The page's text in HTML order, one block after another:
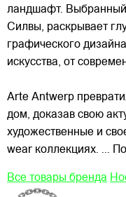
ландшафт. Выбранный
Силвы, раскрывает
графического
искусства, от
Arte Antwerp
дом, доказав свою
художественные и
wear коллекциях. ...
Все товары бренда